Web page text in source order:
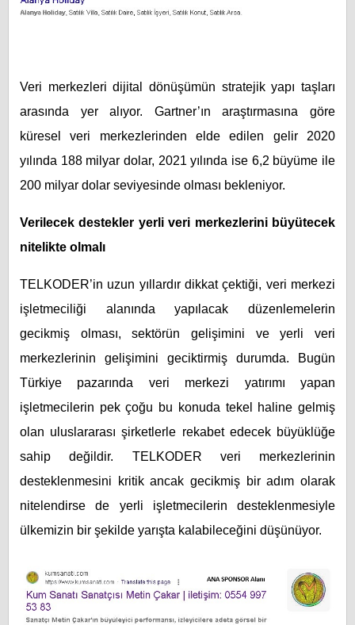
Veri merkezleri dijital dönüşümün stratejik yapı taşları
arasında yer alıyor. Gartner’ın araştırmasına göre
küresel veri merkezlerinden elde edilen gelir 2020
yılında 188 milyar dolar, 2021 yılında ise 6,2 büyüme ile
200 milyar dolar seviyesinde olması bekleniyor.
Verilecek destekler yerli veri merkezlerini büyütecek
nitelikte olmalı
TELKODER’in uzun yıllardır dikkat çektiği, veri merkezi
işletmeciliği alanında yapılacak düzenlemelerin
gecikmiş olması, sektörün gelişimini ve yerli veri
merkezlerinin gelişimini geciktirmiş durumda. Bugün
Türkiye pazarında veri merkezi yatırımı yapan
işletmecilerin pek çoğu bu konuda tekel haline gelmiş
olan uluslararası şirketlerle rekabet edecek büyüklüğe
sahip değildir. TELKODER veri merkezlerinin
desteklenmesini kritik ancak gecikmiş bir adım olarak
nitelendirse de yerli işletmecilerin desteklenmesiyle
ülkemizin bir şekilde yarışta kalabileceğini düşünüyor.